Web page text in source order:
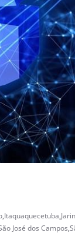
,Itaquaquecetuba,
José dos Campos,